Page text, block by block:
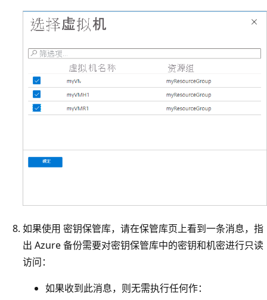
如果使用 密钥保管库，请在保管库页上看到一条消息，指
出 Azure 备份需要对密钥保管库中的密钥和机密进行只读
访问：
如果收到此消息，则无需执行任何作：